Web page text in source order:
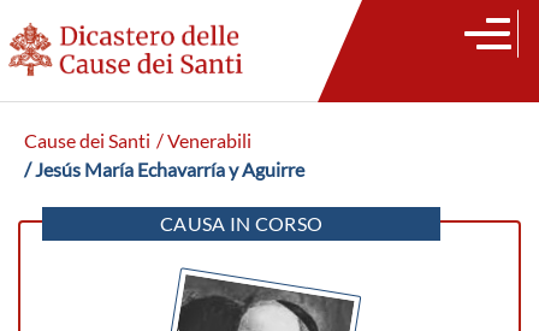
Cause dei Santi / Venerabili
/ Jesús María Echavarría y Aguirre
CAUSA IN CORSO